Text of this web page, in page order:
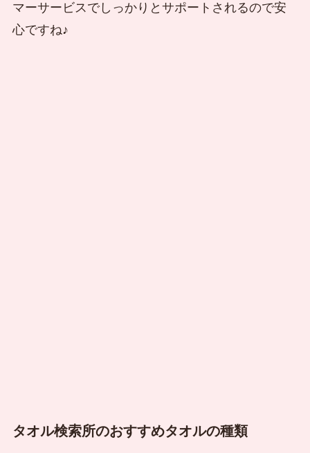
マーサービスでしっかりとサポートされるので安
心ですね♪
タオル検索所のおすすめタオルの種類